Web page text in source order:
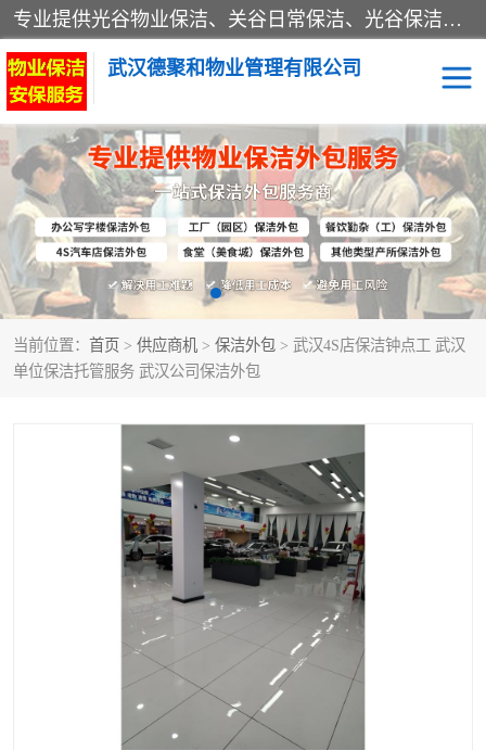
专业提供光谷物业保洁、关谷日常保洁、光谷保洁外包及武汉其他城区的单位日常保洁 武汉德聚和物业管理有限公司致力于打造中国专业物业保洁服务、日常保洁及其他保洁清洗外包服务。自公司成立以来提倡以先进的物业管理理念和模式经营，谋篇布局，以“至诚服务、精益求精、规范管理、锐意拓新”为质量方针，强化内部管理，为业主提供专业化、标准化和精细化的全方位物业服务，管理服务水平得到了广大业主和业内人士的一致好评。
武汉德聚和物业管理有限公司
当前位置： 首页 > 供应商机 > 保洁外包 > 武汉4S店保洁钟点工 武汉
单位保洁托管服务 武汉公司保洁外包
保洁外包